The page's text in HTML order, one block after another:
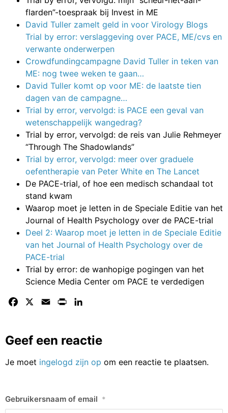
flarden”-toespraak bij Invest in ME
David Tuller zamelt geld in voor Virology Blogs
Trial by error: verslaggeving over PACE, ME/cvs en
verwante onderwerpen
Crowdfundingcampagne David Tuller in teken van
ME: nog twee weken te gaan…
David Tuller komt op voor ME: de laatste tien
dagen van de campagne…
Trial by error, vervolgd: is PACE een geval van
wetenschappelijk wangedrag?
Trial by error, vervolgd: de reis van Julie Rehmeyer
“Through The Shadowlands”
Trial by error, vervolgd: meer over graduele
oefentherapie van Peter White en The Lancet
De PACE-trial, of hoe een medisch schandaal tot
stand kwam
Waarop moet je letten in de Speciale Editie van het
Journal of Health Psychology over de PACE-trial
Deel 2: Waarop moet je letten in de Speciale Editie
van het Journal of Health Psychology over de
PACE-trial
Trial by error: de wanhopige pogingen van het
Science Media Center om PACE te verdedigen
Facebook Email Print
Geef een reactie
Je moet ingelogd zijn op om een reactie te plaatsen.
Gebruikersnaam of email *